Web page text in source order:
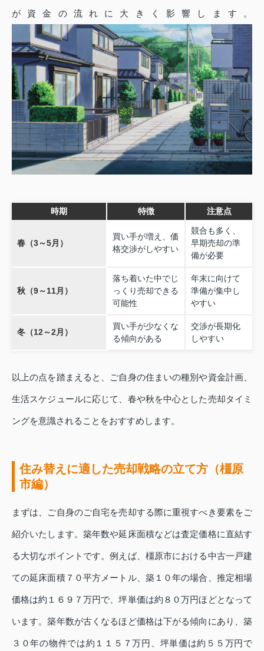
が資金の流れに大きく影響します。
時期 特徴 注意点
春（3～5月）
買い手が増え、価
格交渉がしやすい
競合も多く、
早期売却の準
備が必要
秋（9～11月）
落ち着いた中でじ
っくり売却できる
可能性
年末に向けて
準備が集中し
やすい
冬（12～2月）
買い手が少なくな
る傾向がある
交渉が長期化
しやすい
以上の点を踏まえると、ご自身の住まいの種別や資金計画、
生活スケジュールに応じて、春や秋を中心とした売却タイミ
ングを意識されることをおすすめします。
住み替えに適した売却戦略の立て方（橿原
市編）
まずは、ご自身のご自宅を売却する際に重視すべき要素をご
紹介いたします。築年数や延床面積などは査定価格に直結す
る大切なポイントです。例えば、橿原市における中古一戸建
ての延床面積７０平方メートル、築１０年の場合、推定相場
価格は約１６９７万円で、坪単価は約８０万円ほどとなって
います。築年数が古くなるほど価格は下がる傾向にあり、築
３０年の物件では約１１５７万円、坪単価は約５５万円で